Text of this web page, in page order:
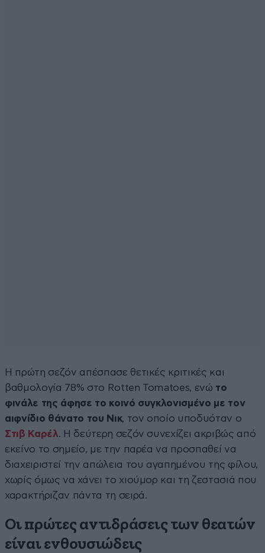
Η πρώτη σεζόν απέσπασε θετικές κριτικές και
βαθμολογία 78% στο Rotten Tomatoes, ενώ το
φινάλε της άφησε το κοινό συγκλονισμένο με τον
αιφνίδιο θάνατο του Νικ, τον οποίο υποδυόταν ο
Στιβ Καρέλ. Η δεύτερη σεζόν συνεχίζει ακριβώς από
εκείνο το σημείο, με την παρέα να προσπαθεί να
διαχειριστεί την απώλεια του αγαπημένου της φίλου,
χωρίς όμως να χάνει το χιούμορ και τη ζεστασιά που
χαρακτήριζαν πάντα τη σειρά.
Οι πρώτες αντιδράσεις των θεατών
είναι ενθουσιώδεις